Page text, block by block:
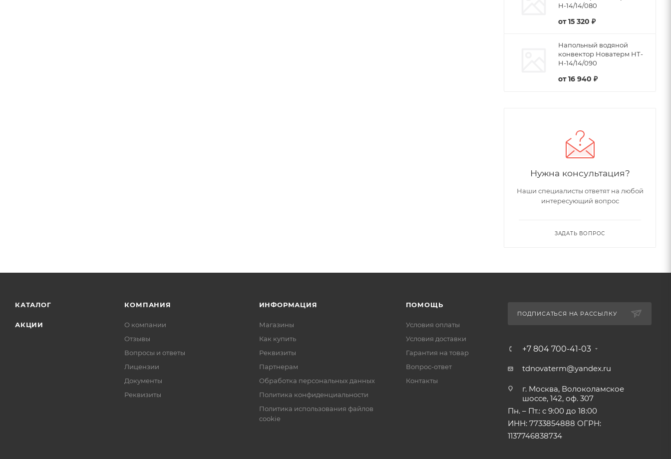
Н-14/14/080
от15 320 ₽
Напольный водяной
конвектор Новатерм НТ-
Н-14/14/090
от16 940 ₽
Нужна консультация?
Наши специалисты ответят на любой
интересующий вопрос
ЗАДАТЬ ВОПРОС
КАТАЛОГ
АКЦИИ
КОМПАНИЯ
О компании
Отзывы
Вопросы и ответы
Лицензии
Документы
Реквизиты
ИНФОРМАЦИЯ
Магазины
Как купить
Реквизиты
Партнерам
Обработка персональных данных
Политика конфиденциальности
Политика использования файлов
cookie
ПОМОЩЬ
Условия оплаты
Условия доставки
Гарантия на товар
Вопрос-ответ
Контакты
ПОДПИСАТЬСЯ НА РАССЫЛКУ
+7 804 700-41-03
tdnovaterm@yandex.ru
г. Москва, Волоколамское
шоссе, 142, оф. 307
Пн. – Пт.: с 9:00 до 18:00
ИНН: 7733854888 ОГРН:
1137746838734